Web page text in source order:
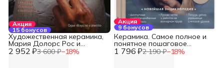
Акция
15 бонусов
2 952 ₽3 600 ₽−18%
Художественная керамика,
Мария Долорс Рос и
Фригола
Акция
9 бонусов
1 796 ₽2 190 ₽−18%
Керамика. Самое полное и
понятное пошаговое
руководство для